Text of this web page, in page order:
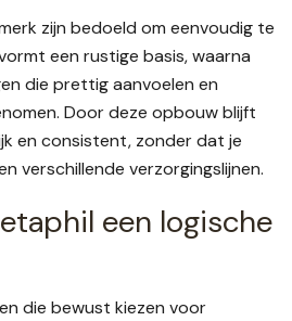
zijn bedoeld om eenvoudig te
een rustige basis, waarna
die prettig aanvoelen en
Door deze opbouw blijft
en consistent, zonder dat je
verschillende verzorgingslijnen.
een logische
die bewust kiezen voor